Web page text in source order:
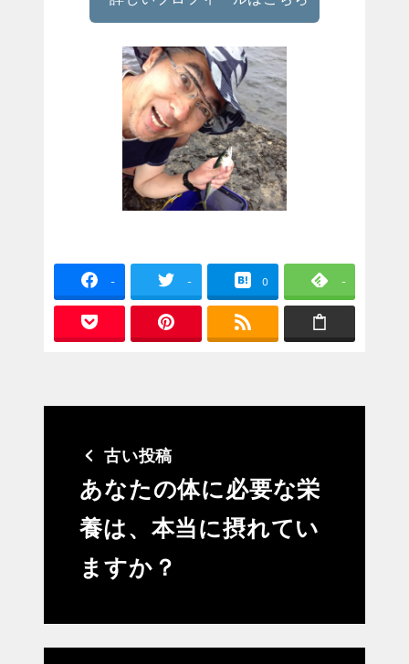
- - 0 -
古い投稿
あなたの体に必要な栄
養は、本当に摂れてい
ますか？